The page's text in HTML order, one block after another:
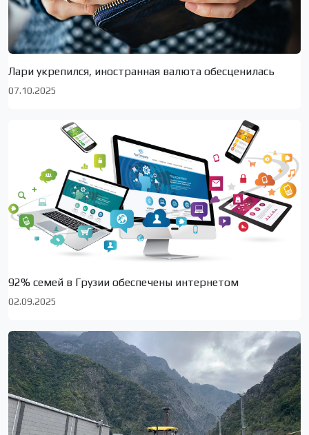
Лари укрепился, иностранная валюта обесценилась
07.10.2025
92% семей в Грузии обеспечены интернетом
02.09.2025